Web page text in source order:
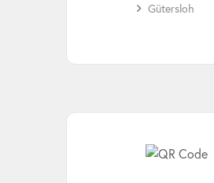
Gütersloh